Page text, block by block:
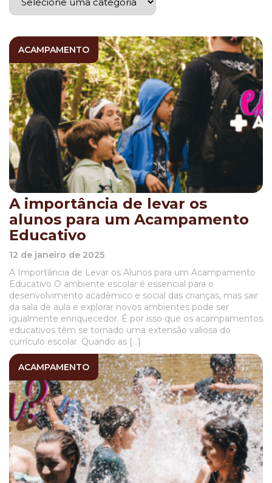
ACAMPAMENTO
A importância de levar os
alunos para um Acampamento
Educativo
12 de janeiro de 2025
A Importância de Levar os Alunos para um Acampamento
Educativo O ambiente escolar é essencial para o
desenvolvimento acadêmico e social das crianças, mas sair
da sala de aula e explorar novos ambientes pode ser
igualmente enriquecedor. É por isso que os acampamentos
educativos têm se tornado uma extensão valiosa do
currículo escolar. Quando as […]
ACAMPAMENTO